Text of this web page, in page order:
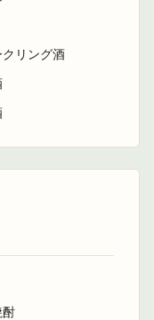
クリング酒
酎